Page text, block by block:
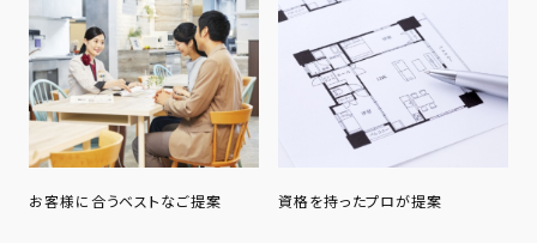
お客様に合うベストなご提案 資格を持ったプロが提案